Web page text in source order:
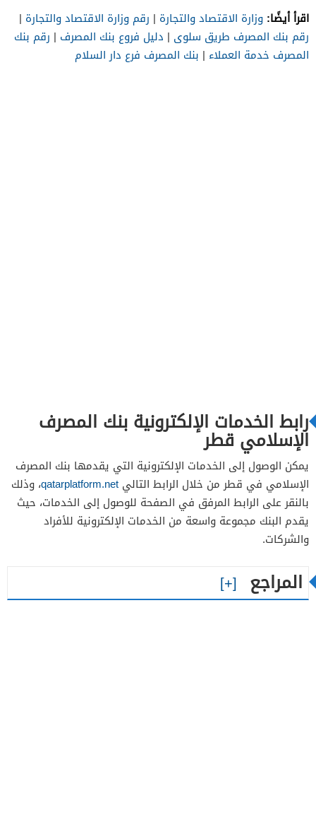
اقرأ أيضًا: وزارة الاقتصاد والتجارة | رقم وزارة الاقتصاد والتجارة |
رقم بنك المصرف طريق سلوى | دليل فروع بنك المصرف | رقم بنك
المصرف خدمة العملاء | بنك المصرف فرع دار السلام
رابط الخدمات الإلكترونية بنك المصرف
الإسلامي قطر
يمكن الوصول إلى الخدمات الإلكترونية التي يقدمها بنك المصرف
الإسلامي في قطر من خلال الرابط التالي qatarplatform.net، وذلك
بالنقر على الرابط المرفق في الصفحة للوصول إلى الخدمات، حيث
يقدم البنك مجموعة واسعة من الخدمات الإلكترونية للأفراد
والشركات.
المراجع